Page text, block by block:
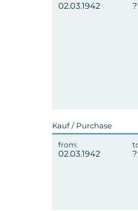
02.03.1942
Kauf / Purchase
02.03.1942